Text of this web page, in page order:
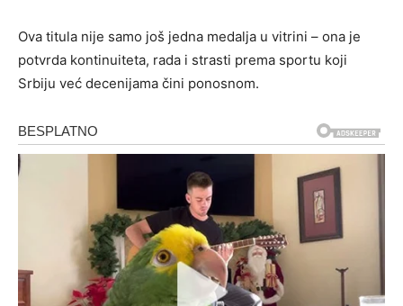
Ova titula nije samo još jedna medalja u vitrini – ona je
potvrda kontinuiteta, rada i strasti prema sportu koji
Srbiju već decenijama čini ponosnom.